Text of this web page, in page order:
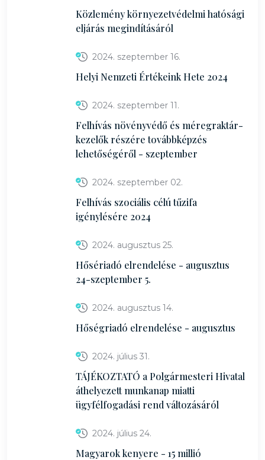
Közlemény környezetvédelmi hatósági
eljárás megindításáról
2024. szeptember 16.
Helyi Nemzeti Értékeink Hete 2024
2024. szeptember 11.
Felhívás növényvédő és méregraktár-
kezelők részére továbbképzés
lehetőségéről - szeptember
2024. szeptember 02.
Felhívás szociális célú tűzifa
igénylésére 2024
2024. augusztus 25.
Hősériadó elrendelése - augusztus
24-szeptember 5.
2024. augusztus 14.
Hőségriadó elrendelése - augusztus
2024. július 31.
TÁJÉKOZTATÓ a Polgármesteri Hivatal
áthelyezett munkanap miatti
ügyfélfogadási rend változásáról
2024. július 24.
Magyarok kenyere - 15 millió